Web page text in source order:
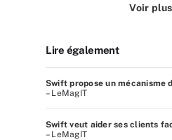
Voir plus
Lire également
Swift propose un mécanisme
– LeMagIT
Swift veut aider ses clients
– LeMagIT